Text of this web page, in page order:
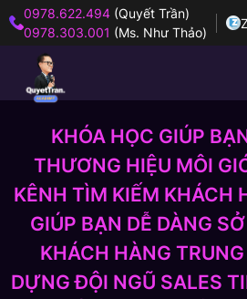
0978.622.494 (Quyết Trần)
0978.303.001 (Ms. Như Thảo)
KHÓA HỌC GIÚP
THƯƠNG HIỆU MÔI
KÊNH TÌM KIẾM KHÁCH
GIÚP BẠN DỄ DÀNG
KHÁCH HÀNG
DỰNG ĐỘI NGŨ SALES